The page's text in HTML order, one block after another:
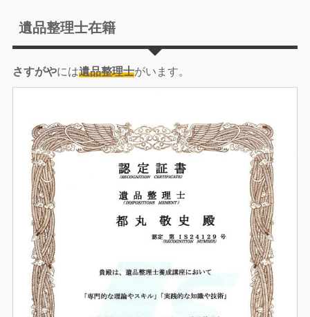
遺品整理士在籍
さすがやには遺品整理士がいます。